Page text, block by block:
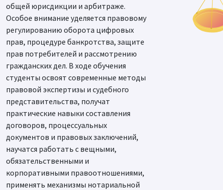
общей юрисдикции и арбитраже.
Особое внимание уделяется правовому
регулированию оборота цифровых
прав, процедуре банкротства, защите
прав потребителей и рассмотрению
гражданских дел. В ходе обучения
студенты освоят современные методы
правовой экспертизы и судебного
представительства, получат
практические навыки составления
договоров, процессуальных
документов и правовых заключений,
научатся работать с вещными,
обязательственными и
корпоративными правоотношениями,
применять механизмы нотариальной